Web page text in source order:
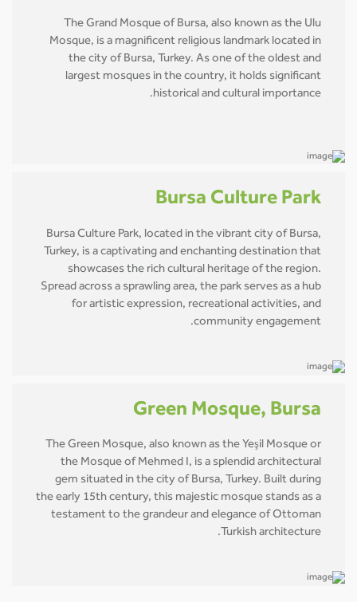
The Grand Mosque of Bursa, also known as the Ulu
Mosque, is a magnificent religious landmark located in
the city of Bursa, Turkey. As one of the oldest and
largest mosques in the country, it holds significant
historical and cultural importance.
Bursa Culture Park
Bursa Culture Park, located in the vibrant city of Bursa,
Turkey, is a captivating and enchanting destination that
showcases the rich cultural heritage of the region.
Spread across a sprawling area, the park serves as a hub
for artistic expression, recreational activities, and
community engagement.
Green Mosque, Bursa
The Green Mosque, also known as the Yeşil Mosque or
the Mosque of Mehmed I, is a splendid architectural
gem situated in the city of Bursa, Turkey. Built during
the early 15th century, this majestic mosque stands as a
testament to the grandeur and elegance of Ottoman
Turkish architecture.